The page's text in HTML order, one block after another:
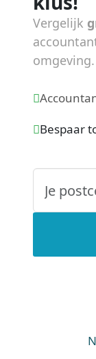
Vergelijk
omgeving.
Bespaar